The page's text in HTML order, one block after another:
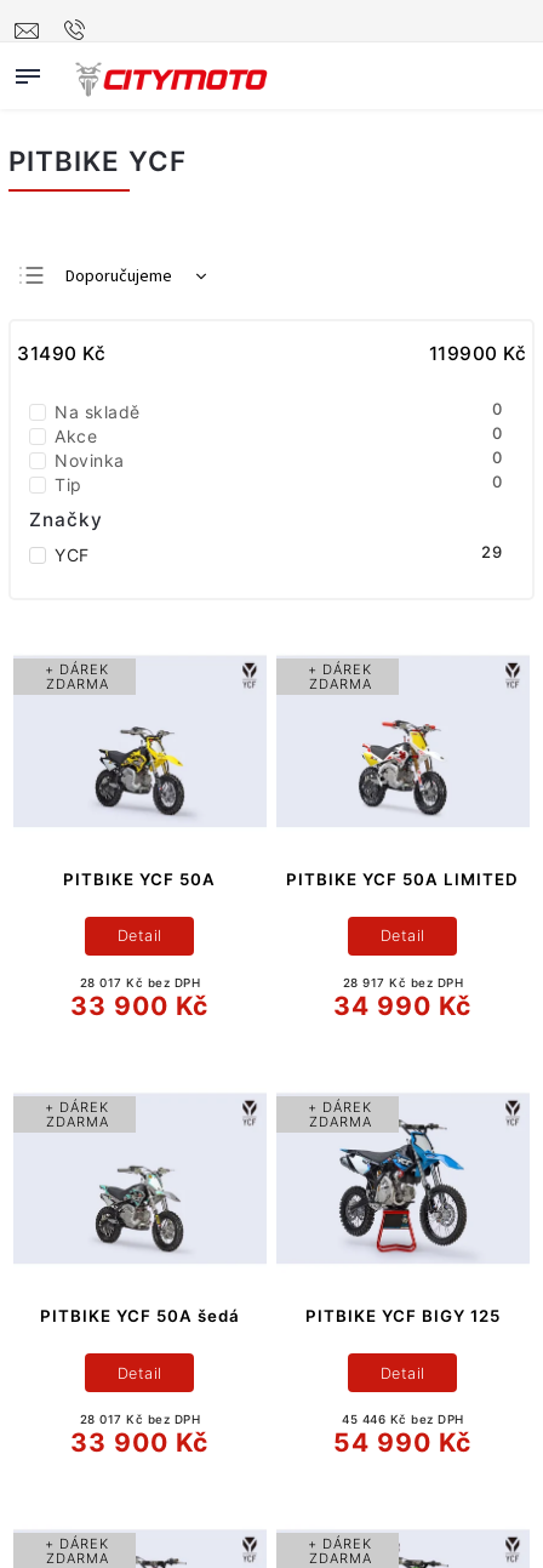
PITBIKE YCF
Doporučujeme
Nejdražší
Abecedně
31490 Kč 119900 Kč
Na skladě 0
Akce 0
Novinka 0
Tip 0
Značky
YCF 29
+ DÁREK
ZDARMA
PITBIKE YCF 50A
28 017 Kč bez DPH
33 900 Kč
Detail
+ DÁREK
ZDARMA
PITBIKE YCF 50A LIMITED
28 917 Kč bez DPH
34 990 Kč
Detail
+ DÁREK
ZDARMA
PITBIKE YCF 50A šedá
28 017 Kč bez DPH
33 900 Kč
Detail
+ DÁREK
ZDARMA
PITBIKE YCF BIGY 125
45 446 Kč bez DPH
54 990 Kč
Detail
+ DÁREK
ZDARMA
+ DÁREK
ZDARMA